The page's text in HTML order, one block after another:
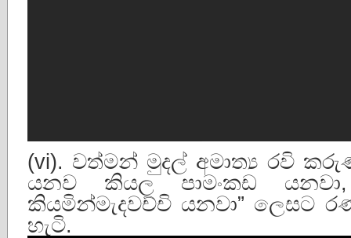
(vi). වත්මන් මුදල් අමාත්‍ය රවි
යනව කියල පාමංකඩ
කියමින්මැදවච්චි යනවා” ලෙසට
හැටි.